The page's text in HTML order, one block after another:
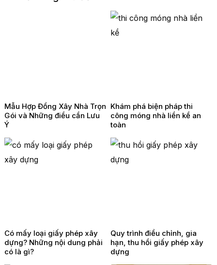
Mẫu Hợp Đồng Xây Nhà Trọn
Gói và Những điều cần Lưu
Ý
Khám phá biện pháp thi
công móng nhà liền kề an
toàn
Có mấy loại giấy phép xây
dựng? Những nội dung phải
có là gì?
Quy trình điều chỉnh, gia
hạn, thu hồi giấy phép xây
dựng